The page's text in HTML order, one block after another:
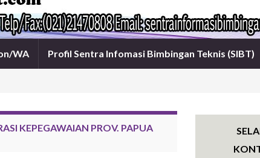
WA Profil Sentra Infomasi Bimbingan Teknis (SIBT)
KEPEGAWAIAN PROV. PAPUA